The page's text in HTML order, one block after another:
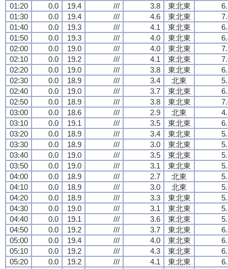
01:20
0.0 19.4 /// 3.8 東北東
01:30
0.0 19.4 /// 4.6 東北東
01:40
0.0 19.3 /// 4.1 東北東
01:50
0.0 19.3 /// 4.0 東北東
02:00
0.0 19.0 /// 4.0 東北東
02:10
0.0 19.2 /// 4.1 東北東
02:20
0.0 19.0 /// 3.8 東北東
02:30
0.0 18.9 /// 3.4 北東
02:40
0.0 19.0 /// 3.7 東北東
02:50
0.0 18.9 /// 3.8 東北東
03:00
0.0 18.6 /// 2.9 北東
03:10
0.0 19.1 /// 3.5 東北東
03:20
0.0 18.9 /// 3.4 東北東
03:30
0.0 18.9 /// 3.0 東北東
03:40
0.0 19.0 /// 3.5 東北東
03:50
0.0 19.0 /// 3.1 東北東
04:00
0.0 18.9 /// 2.7 北東
04:10
0.0 18.9 /// 3.0 北東
04:20
0.0 18.9 /// 3.3 東北東
04:30
0.0 19.0 /// 3.1 東北東
04:40
0.0 19.1 /// 3.6 東北東
04:50
0.0 19.2 /// 3.7 東北東
05:00
0.0 19.4 /// 4.0 東北東
05:10
0.0 19.2 /// 4.3 東北東
05:20
0.0 19.2 /// 4.1 東北東